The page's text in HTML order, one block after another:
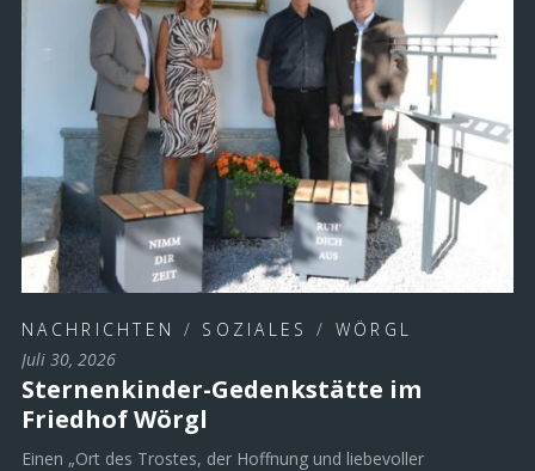
NACHRICHTEN / SOZIALES / WÖRGL
Juli 30, 2026
Sternenkinder-Gedenkstätte im
Friedhof Wörgl
Einen „Ort des Trostes, der Hoffnung und liebevoller